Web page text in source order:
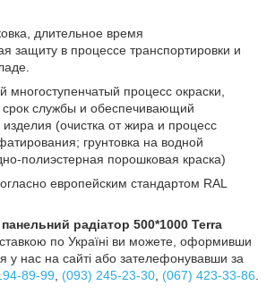
длительное время
защиту в процессе транспортировки и
многоступенчатый процесс окраски,
службы и обеспечивающий
(очистка от жира и процесс
грунтовка на водной
полиэстерная порошковая краска)
европейским стандартом RAL
радіатор 500*1000 Terra
по Україні ви можете, оформивши
у нас на сайті або зателефонувавши за
89-99 (093) 245-23-30 (067) 423-33-86